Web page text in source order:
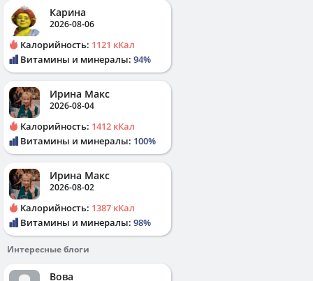
Карина
2026-08-06
Калорийность: 1121 кКал
Витамины и минералы: 94%
Ирина Макс
2026-08-04
Калорийность: 1412 кКал
Витамины и минералы: 100%
Ирина Макс
2026-08-02
Калорийность: 1387 кКал
Витамины и минералы: 98%
Интересные блоги
Вова